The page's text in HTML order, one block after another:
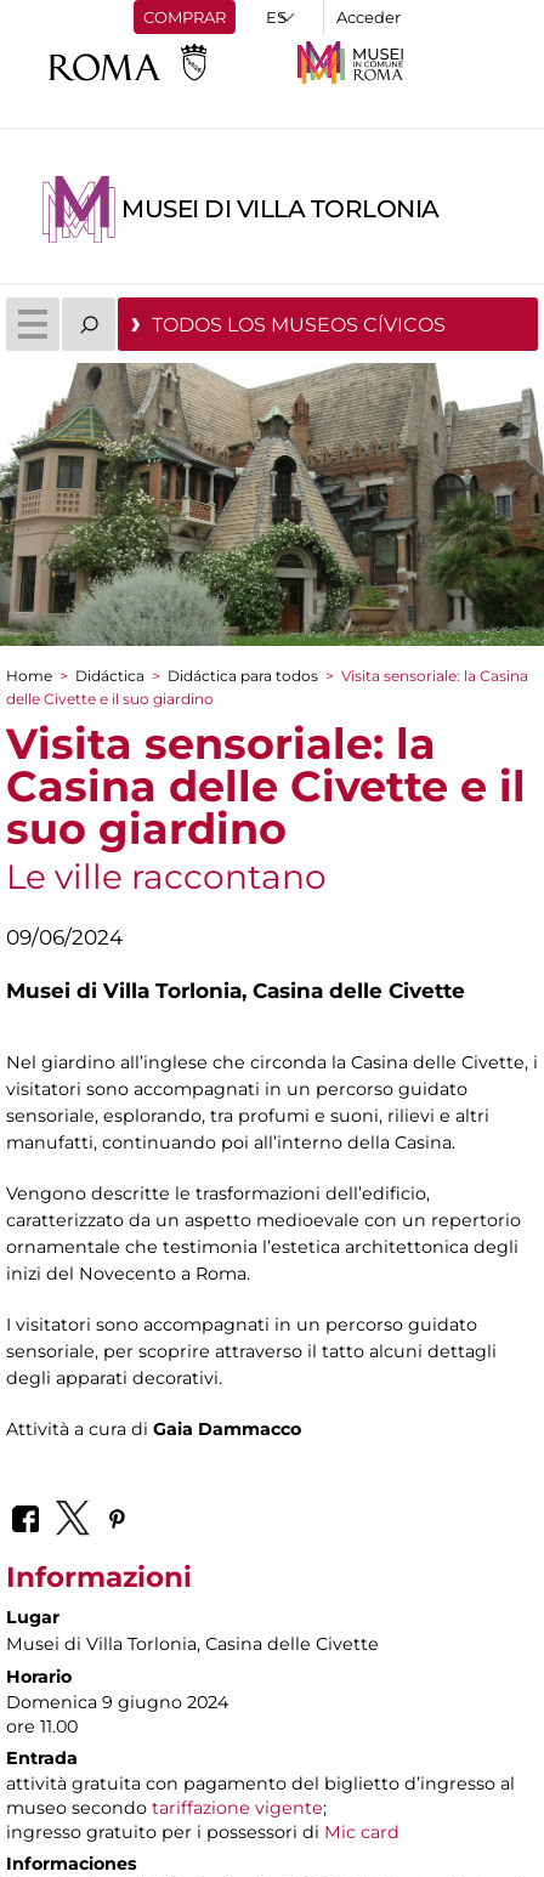
COMPRAR Acceder
MUSEI DI VILLA TORLONIA
TODOS LOS MUSEOS CÍVICOS
You are here
Home > Didáctica > Didáctica para todos > Visita sensoriale: la Casina
delle Civette e il suo giardino
Visita sensoriale: la
Casina delle Civette e il
suo giardino
Le ville raccontano
09/06/2024
Musei di Villa Torlonia, Casina delle Civette
Nel giardino all’inglese che circonda la Casina delle Civette, i
visitatori sono accompagnati in un percorso guidato
sensoriale, esplorando, tra profumi e suoni, rilievi e altri
manufatti, continuando poi all’interno della Casina.
Vengono descritte le trasformazioni dell’edificio,
caratterizzato da un aspetto medioevale con un repertorio
ornamentale che testimonia l’estetica architettonica degli
inizi del Novecento a Roma.
I visitatori sono accompagnati in un percorso guidato
sensoriale, per scoprire attraverso il tatto alcuni dettagli
degli apparati decorativi.
Attività a cura di Gaia Dammacco
Informazioni
Lugar
Musei di Villa Torlonia, Casina delle Civette
Horario
Domenica 9 giugno 2024
ore 11.00
Entrada
attività gratuita con pagamento del biglietto d’ingresso al
museo secondo tariffazione vigente;
ingresso gratuito per i possessori di Mic card
Informaciones